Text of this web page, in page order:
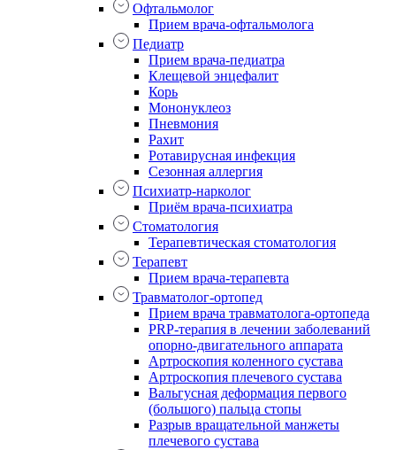
Офтальмолог
Прием врача-офтальмолога
Педиатр
Прием врача-педиатра
Клещевой энцефалит
Корь
Мононуклеоз
Пневмония
Рахит
Ротавирусная инфекция
Сезонная аллергия
Психиатр-нарколог
Приём врача-психиатра
Стоматология
Терапевтическая стоматология
Терапевт
Прием врача-терапевта
Травматолог-ортопед
Прием врача травматолога-ортопеда
PRP-терапия в лечении заболеваний
опорно-двигательного аппарата
Артроскопия коленного сустава
Артроскопия плечевого сустава
Вальгусная деформация первого
(большого) пальца стопы
Разрыв вращательной манжеты
плечевого сустава